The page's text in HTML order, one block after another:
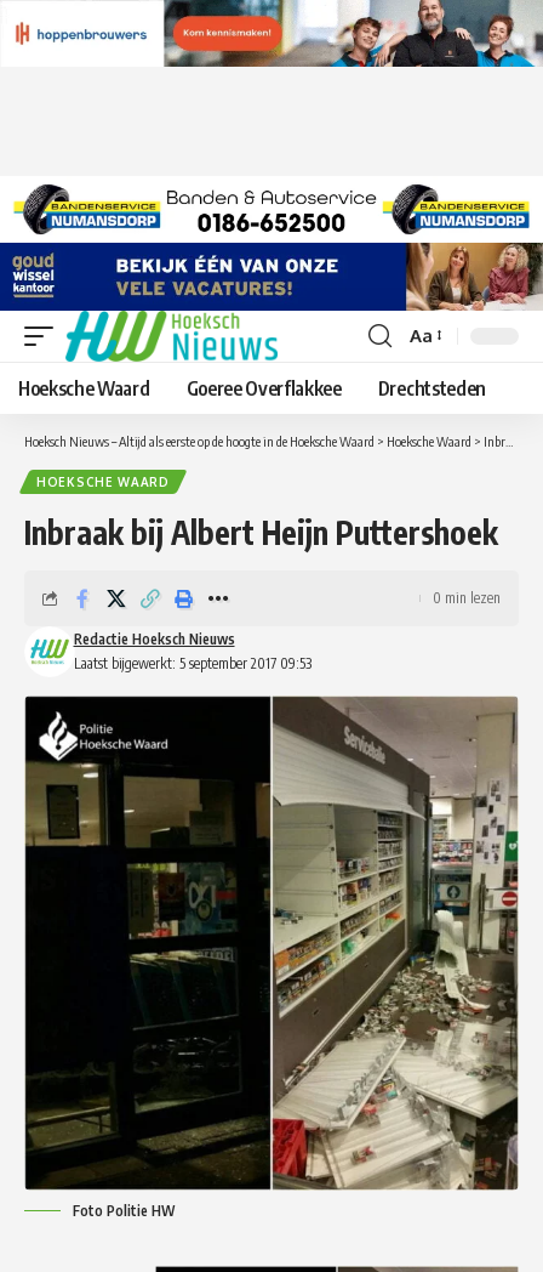
Lettergrootte
aanpassen
Aa
Hoeksche Waard Goeree Overflakkee Drechtsteden
Hoeksch Nieuws – Altijd als eerste op de hoogte in de Hoeksche Waard > Hoeksche Waard > Inbraak bij Albert Heijn Puttershoek
HOEKSCHE WAARD
Inbraak bij Albert Heijn Puttershoek
Laatst bijgewerkt: 5 september 2017 09:53
Redactie Hoeksch Nieuws
0 min lezen
Foto Politie HW